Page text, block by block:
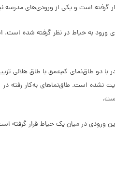
گرفته است و یکی از ورودی‌های
به حیاط در نظر گرفته شده است.
دو طاق‌نمای کم‌عمق با طاق هلالی
نشده است. طاق‌نماهای به‌کار رفته
ورودی در میان یک حیاط قرار گرفته